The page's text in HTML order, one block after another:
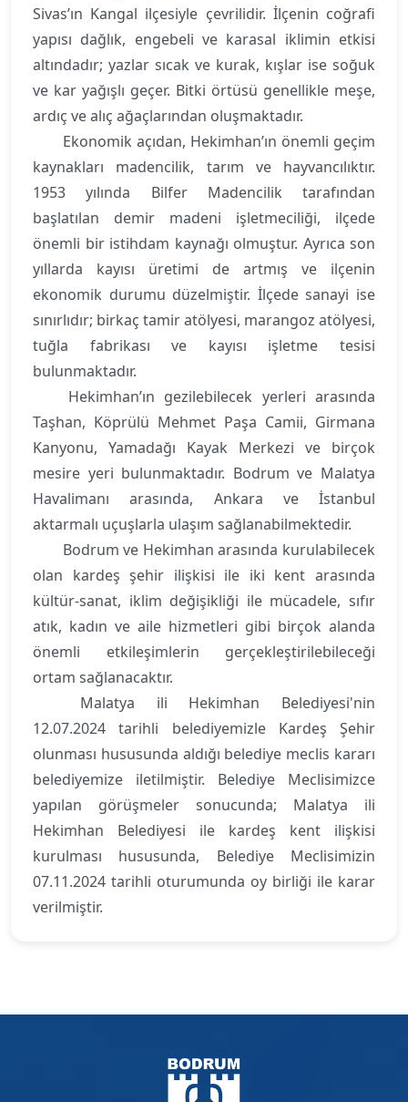
Sivas’ın Kangal ilçesiyle çevrilidir. İlçenin coğrafi
yapısı dağlık, engebeli ve karasal iklimin etkisi
altındadır; yazlar sıcak ve kurak, kışlar ise soğuk
ve kar yağışlı geçer. Bitki örtüsü genellikle meşe,
ardıç ve alıç ağaçlarından oluşmaktadır.
Ekonomik açıdan, Hekimhan’ın önemli geçim
kaynakları madencilik, tarım ve hayvancılıktır.
1953 yılında Bilfer Madencilik tarafından
başlatılan demir madeni işletmeciliği, ilçede
önemli bir istihdam kaynağı olmuştur. Ayrıca son
yıllarda kayısı üretimi de artmış ve ilçenin
ekonomik durumu düzelmiştir. İlçede sanayi ise
sınırlıdır; birkaç tamir atölyesi, marangoz atölyesi,
tuğla fabrikası ve kayısı işletme tesisi
bulunmaktadır.
Hekimhan’ın gezilebilecek yerleri arasında
Taşhan, Köprülü Mehmet Paşa Camii, Girmana
Kanyonu, Yamadağı Kayak Merkezi ve birçok
mesire yeri bulunmaktadır. Bodrum ve Malatya
Havalimanı arasında, Ankara ve İstanbul
aktarmalı uçuşlarla ulaşım sağlanabilmektedir.
Bodrum ve Hekimhan arasında kurulabilecek
olan kardeş şehir ilişkisi ile iki kent arasında
kültür-sanat, iklim değişikliği ile mücadele, sıfır
atık, kadın ve aile hizmetleri gibi birçok alanda
önemli etkileşimlerin gerçekleştirilebileceği
ortam sağlanacaktır.
Malatya ili Hekimhan Belediyesi'nin
12.07.2024 tarihli belediyemizle Kardeş Şehir
olunması hususunda aldığı belediye meclis kararı
belediyemize iletilmiştir. Belediye Meclisimizce
yapılan görüşmeler sonucunda; Malatya ili
Hekimhan Belediyesi ile kardeş kent ilişkisi
kurulması hususunda, Belediye Meclisimizin
07.11.2024 tarihli oturumunda oy birliği ile karar
verilmiştir.